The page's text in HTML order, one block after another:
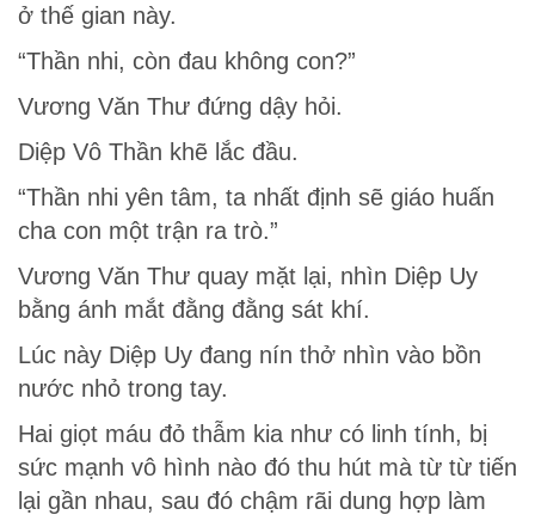
ở thế gian này.
“Thần nhi, còn đau không con?”
Vương Văn Thư đứng dậy hỏi.
Diệp Vô Thần khẽ lắc đầu.
“Thần nhi yên tâm, ta nhất định sẽ giáo huấn
cha con một trận ra trò.”
Vương Văn Thư quay mặt lại, nhìn Diệp Uy
bằng ánh mắt đằng đằng sát khí.
Lúc này Diệp Uy đang nín thở nhìn vào bồn
nước nhỏ trong tay.
Hai giọt máu đỏ thẫm kia như có linh tính, bị
sức mạnh vô hình nào đó thu hút mà từ từ tiến
lại gần nhau, sau đó chậm rãi dung hợp làm